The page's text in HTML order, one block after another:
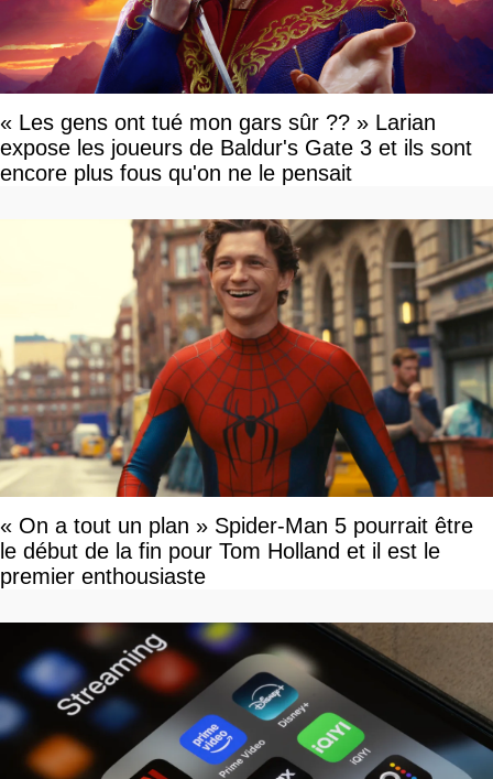
« Les gens ont tué mon gars sûr ?? » Larian
expose les joueurs de Baldur's Gate 3 et ils sont
encore plus fous qu'on ne le pensait
« On a tout un plan » Spider-Man 5 pourrait être
le début de la fin pour Tom Holland et il est le
premier enthousiaste